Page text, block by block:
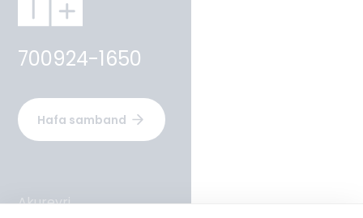
700924-1650
Hafa samband
Akureyri